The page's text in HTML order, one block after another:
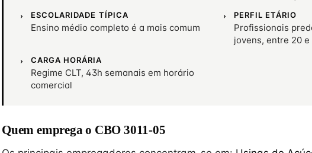
ESCOLARIDADE TÍPICA
Ensino médio completo é a mais comum
PERFIL ETÁRIO
Profissionais
jovens, entre 20 e
CARGA HORÁRIA
Regime CLT, 43h semanais em horário
comercial
Quem emprega o CBO 3011-05